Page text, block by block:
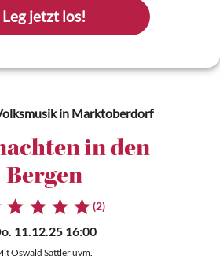
Leg jetzt los!
in Marktoberdorf
in den
Bergen
(2)
11.12.25 16:00
Oswald Sattler uvm.